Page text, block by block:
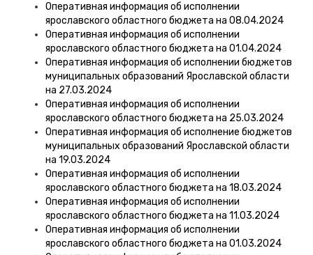
Оперативная информация об исполнении
ярославского областного бюджета на 08.04.2024
Оперативная информация об исполнении
ярославского областного бюджета на 01.04.2024
Оперативная информация об исполнении бюджетов
муниципальных образований Ярославской области
на 27.03.2024
Оперативная информация об исполнении
ярославского областного бюджета на 25.03.2024
Оперативная информация об исполнение бюджетов
муниципальных образований Ярославской области
на 19.03.2024
Оперативная информация об исполнении
ярославского областного бюджета на 18.03.2024
Оперативная информация об исполнении
ярославского областного бюджета на 11.03.2024
Оперативная информация об исполнении
ярославского областного бюджета на 01.03.2024